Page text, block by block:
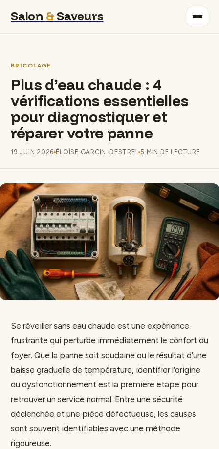
Salon &Saveurs
Gastronomie
Bricolage
Déco
BRICOLAGE
Plus d’eau chaude : 4
vérifications essentielles
pour diagnostiquer et
réparer votre panne
19 JUIN 2026·ÉLOÏSE GARCIN-DESTREL·5 MIN DE LECTURE
Se réveiller sans eau chaude est une expérience
frustrante qui perturbe immédiatement le confort du
foyer. Que la panne soit soudaine ou le résultat d’une
baisse graduelle de température, identifier l’origine
du dysfonctionnement est la première étape pour
retrouver un service normal. Entre une sécurité
déclenchée et une pièce défectueuse, les causes
sont souvent identifiables avec une méthode
rigoureuse.